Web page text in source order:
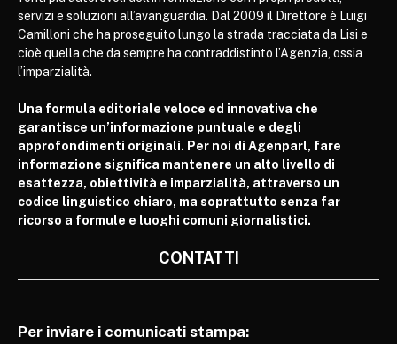
servizi e soluzioni all’avanguardia. Dal 2009 il Direttore è Luigi
Camilloni che ha proseguito lungo la strada tracciata da Lisi e
cioè quella che da sempre ha contraddistinto l’Agenzia, ossia
l’imparzialità.
Una formula editoriale veloce ed innovativa che
garantisce un’informazione puntuale e degli
approfondimenti originali. Per noi di Agenparl, fare
informazione significa mantenere un alto livello di
esattezza, obiettività e imparzialità, attraverso un
codice linguistico chiaro, ma soprattutto senza far
ricorso a formule e luoghi comuni giornalistici.
CONTATTI
Per inviare i comunicati stampa: